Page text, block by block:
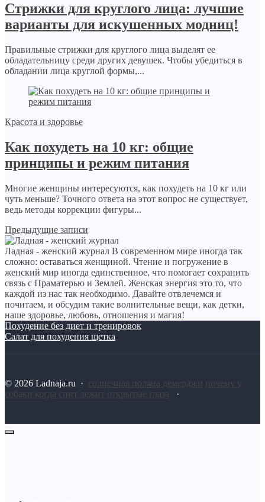
Стрижки для круглого лица: лучшие
варианты для искушенных модниц!
Правильные стрижки для круглого лица выделят ее
обладательницу среди других девушек. Чтобы убедиться в
обладании лица круглой формы,...
Красота и здоровье
Как похудеть на 10 кг: общие
принципы и режим питания
Многие женщины интересуются, как похудеть на 10 кг или
чуть меньше? Точного ответа на этот вопрос не существует,
ведь методы коррекции фигуры...
Предыдущие записи
Ладная - женский журнал В современном мире иногда так
сложно: оставаться женщиной. Чтение и погружение в
женский мир иногда единственное, что помогает сохранить
связь с Праматерью и Землей. Женская энергия это то, что
каждой из нас так необходимо. Давайте отвлечемся и
почитаем, и обсудим такие волнительные вещи, как детки,
наше здоровье, любовь, отношения и магия!
Похудение без диет и тренировок
Салат для похудения щетка
© 2026 Ladnaja.ru · солнечная поляна демерджи почему у
собаки когда спит лежит открытые глаза
·